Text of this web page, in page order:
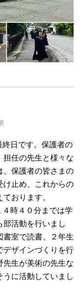
日です。保護者の
任の先生と様々な
、保護者の皆さまの
け止め、これからの
おります。
時４０分までは学
活動を行いまし
室で読書、２年生
デザインづくりを行
生が美術の先生な
に活動していまし